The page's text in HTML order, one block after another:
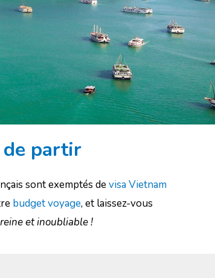
de partir
sont exemptés devisa Vietnam
budget voyage, et laissez-vous
et inoubliable !